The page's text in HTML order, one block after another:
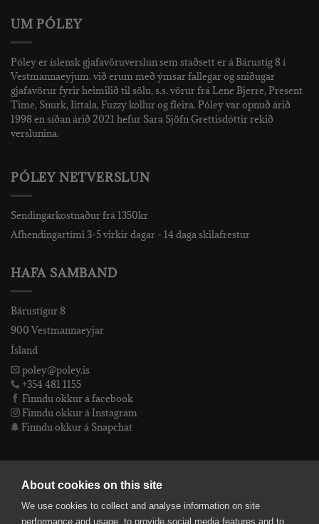
UM PÓLEY
Póley er íslensk gjafavöruverslun sem staðsett er á Bárustíg 8 í
Vestmannaeyjum. við erum með ýmsar fallegar og sniðugar
gjafavörur fyrir heimilið til sölu, s.s. vörur frá Lene Bjerre, Present
Time, Snurk, Iittala, Fuzzy kollur og fleira. Póley var opnuð árið
1998 en síðan árið 2021 hefur Sara Sjöfn Grettisdóttir rekið
verslunina.
PÓLEY NETVERSLUN
Sendingarkostnaður frá 1350kr
Afhendingartími 3-5 virkir dagar - 14 daga skilafrestur
HAFA SAMBAND
Bárustígur 8
900 Vestmannaeyjar
Ísland
poley@poley.is
+354 481 1155
Finndu okkur á facebook
Finndu okkur á Instagram
Finndu okkur á Snapchat
Póley ehf
About cookies on this site
We use cookies to collect and analyse information on site
performance and usage, to provide social media features and to